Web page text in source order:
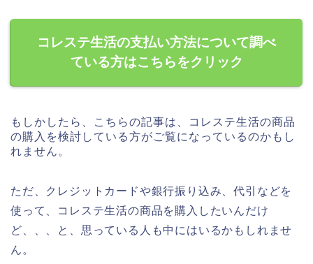
コレステ生活の支払い方法について調べ
ている方はこちらをクリック
もしかしたら、こちらの記事は、コレステ生活の商品
の購入を検討している方がご覧になっているのかもし
れません。
ただ、クレジットカードや銀行振り込み、代引などを
使って、コレステ生活の商品を購入したいんだけ
ど、、、と、思っている人も中にはいるかもしれませ
ん。